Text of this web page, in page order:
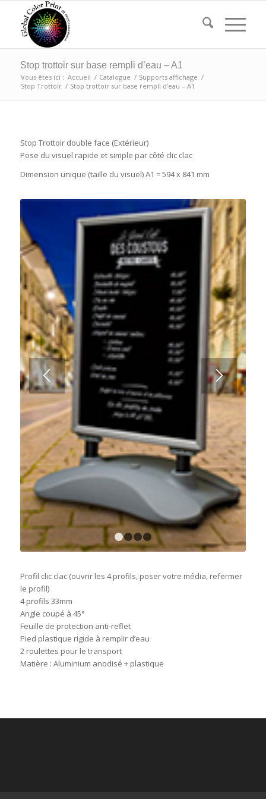
Stop trottoir sur base rempli d’eau – A1
Vous êtes ici : Accueil / Catalogue / Supports affichage /
Stop Trottoir / Stop trottoir sur base rempli d’eau – A1
Stop Trottoir double face (Extérieur)
Pose du visuel rapide et simple par côté clic clac
Dimension unique (taille du visuel) A1 = 594 x 841 mm
2 3 4
Profil clic clac (ouvrir les 4 profils, poser votre média, refermer
le profil)
4 profils 33mm
Angle coupé à 45°
Feuille de protection anti-reflet
Pied plastique rigide à remplir d’eau
2 roulettes pour le transport
Matière : Aluminium anodisé + plastique